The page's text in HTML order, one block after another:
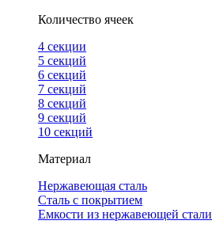
Количество ячеек
4 cекции
5 секций
6 секций
7 секций
8 секций
9 секций
10 секций
Материал
Нержавеющая сталь
Сталь с покрытием
Емкости из нержавеющей стали